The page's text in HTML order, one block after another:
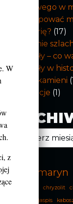
Co nowego w
Jak kupować
biżuterię? (17)
Kamienie
Minerały – co
Minerały w
Magia kamieni
Promocje (1)
akwamaryn
chryzolit
jaspis
W
z